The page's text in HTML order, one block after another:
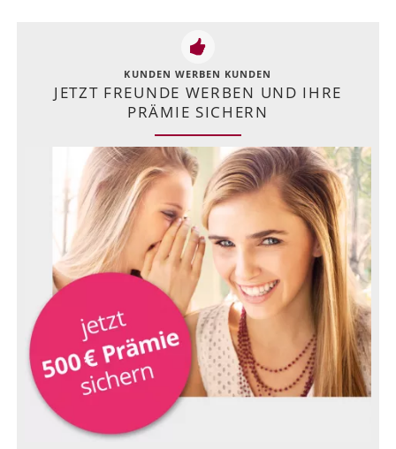
KUNDEN WERBEN KUNDEN
JETZT FREUNDE WERBEN UND IHRE
PRÄMIE SICHERN